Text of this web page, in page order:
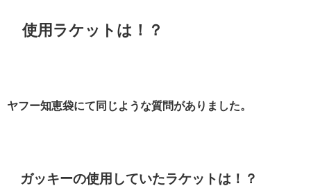
使用ラケットは！？
ヤフー知恵袋にて同じような質問がありました。
ガッキーの使用していたラケットは！？